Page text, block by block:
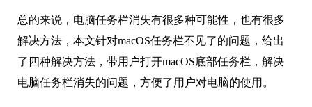
总的来说，电脑任务栏消失有很多种可能性，也有很多
解决方法，本文针对macOS任务栏不见了的问题，给出
了四种解决方法，带用户打开macOS底部任务栏，解决
电脑任务栏消失的问题，方便了用户对电脑的使用。